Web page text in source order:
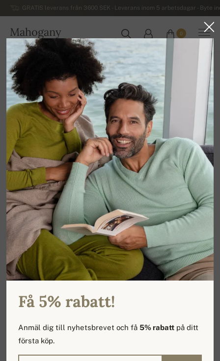
GRATIS leverans från 3600 SEK - Leverans inom 5 arbetsdagar - Byte
Mahogany
SVERIGE
0
Hem
Få 5% rabatt!
Anmäl dig till nyhetsbrevet och få5% rabatt på ditt
första köp.